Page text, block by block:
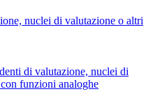
nuclei di valutazione o altri
di valutazione, nuclei di
funzioni analoghe